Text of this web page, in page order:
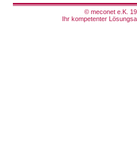
© meconet e.K.
Ihr kompetenter